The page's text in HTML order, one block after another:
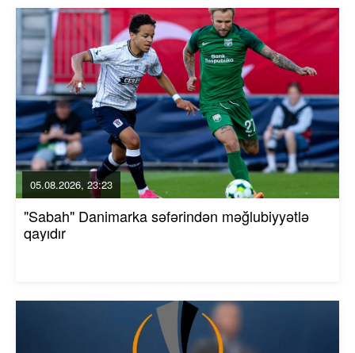
05.08.2026, 23:23
"Sabah" Danimarka səfərindən məğlubiyyətlə
qayıdır